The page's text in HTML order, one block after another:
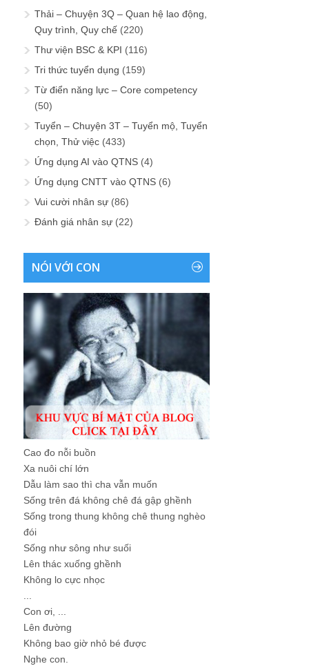
Thải – Chuyện 3Q – Quan hệ lao động,
Quy trình, Quy chế (220)
Thư viện BSC & KPI (116)
Tri thức tuyển dụng (159)
Từ điển năng lực – Core competency
(50)
Tuyển – Chuyện 3T – Tuyển mộ, Tuyển
chọn, Thử việc (433)
Ứng dụng AI vào QTNS (4)
Ứng dụng CNTT vào QTNS (6)
Vui cười nhân sự (86)
Đánh giá nhân sự (22)
NÓI VỚI CON
Cao đo nỗi buồn
Xa nuôi chí lớn
Dẫu làm sao thì cha vẫn muốn
Sống trên đá không chê đá gập ghềnh
Sống trong thung không chê thung nghèo
đói
Sống như sông như suối
Lên thác xuống ghềnh
Không lo cực nhọc
Con ơi, ...
Lên đường
Không bao giờ nhỏ bé được
Nghe con.